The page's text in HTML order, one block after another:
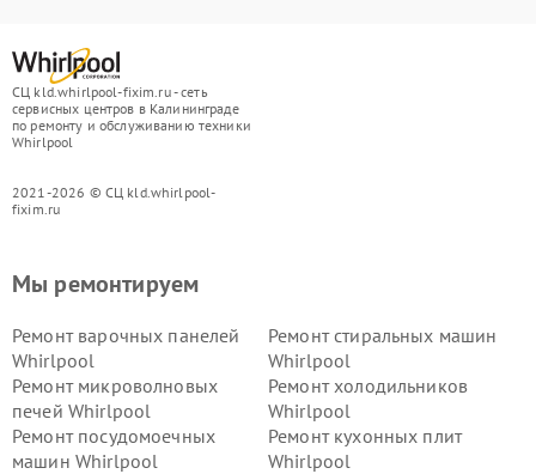
СЦ kld.whirlpool-fixim.ru - сеть
сервисных центров в Калининграде
по ремонту и обслуживанию техники
Whirlpool
2021-2026 © СЦ kld.whirlpool-
fixim.ru
Мы ремонтируем
Ремонт варочных панелей
Whirlpool
Ремонт стиральных машин
Whirlpool
Ремонт микроволновых
печей Whirlpool
Ремонт холодильников
Whirlpool
Ремонт посудомоечных
машин Whirlpool
Ремонт кухонных плит
Whirlpool